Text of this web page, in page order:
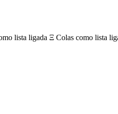
lista ligada Ξ Colas como lista